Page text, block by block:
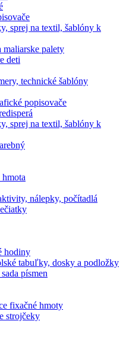
sprej na textil, šablóny k
maliarske palety
deti
technické šablóny
popisovače
sprej na textil, šablóny k
nálepky, počítadlá
hodiny
tabuľky, dosky a podložky
písmen
fixačné hmoty
strojčeky